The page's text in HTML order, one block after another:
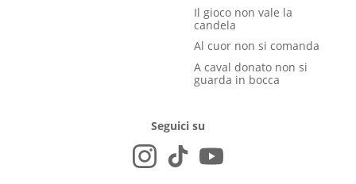
Il gioco non vale la
candela
Al cuor non si comanda
A caval donato non si
guarda in bocca
Seguici su